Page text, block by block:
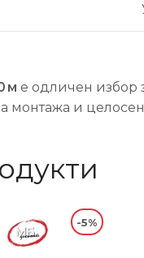
м е одличен избор
монтажа и
-5%